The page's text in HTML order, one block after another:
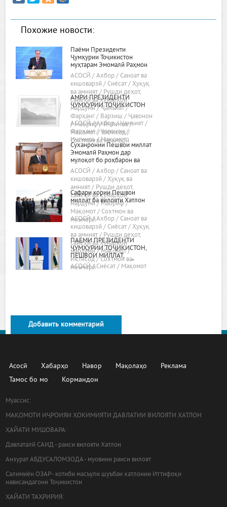
Похожие новости:
Паёми Президенти
Ҷумҳурии Тоҷикистон
муҳтарам Эмомалӣ Раҳмон
«Дар бораи самтҳои асосии
сиёсати дохилӣ ва хориҷии
ҷумҳурӣ»
АСОСӢ / Ахбор / Саноат ва
кишоварзӣ / Сиёсат / Ҳуқуқ
ва амният / Рушди деҳот,
сайёҳӣ ва ҳунарҳои
мардумӣ / Ҷамъият /
Фарҳанг / Варзиш / Ҷавонон
/ Маориф / Иҷтимоъ /
Мақомот / Иқтисод /
Сохтмон ва меъморӣ
АМРИ ПРЕЗИДЕНТИ
ҶУМҲУРИИ ТОҶИКИСТОН
АСОСӢ / Ахбор / Ҷамъият /
Фарҳанг / Ҷавонон /
Иҷтимоъ / Мақомот
Суханронии Пешвои миллат
Эмомалӣ Раҳмон дар
мулоқот бо роҳбарон ва
фаъолони вилояти Хатлон
24.02.2022, шаҳри Бохтар
АСОСӢ / Ахбор / Саноат ва
кишоварзӣ / Ҳуқуқ ва
амният / Рушди деҳот,
сайёҳӣ ва ҳунарҳои
мардумӣ / Маориф /
Мақомот / Сохтмон ва
меъморӣ
Сафари кории Пешвои
миллат ба вилояти Хатлон
АСОСӢ / Ахбор / Саноат ва
кишоварзӣ / Сиёсат / Ҳуқуқ
ва амният / Рушди деҳот,
сайёҳӣ ва ҳунарҳои
мардумӣ / Мақомот /
Иқтисод / Сохтмон ва
меъморӣ
ПАЁМИ ПРЕЗИДЕНТИ
ҶУМҲУРИИ ТОҶИКИСТОН,
ПЕШВОИ МИЛЛАТ,
МУҲТАРАМ ЭМОМАЛӢ
РАҲМОН БА МАҶЛИСИ ОЛӢ
АСОСӢ / Сиёсат / Мақомот
Добавить комментарий
Асосӣ Хабарҳо Навор Мақолаҳо
Реклама
Тамос бо мо
Кормандон
Муассис:
МАҚОМОТИ ИҶРОИЯИ ҲОКИМИЯТИ ДАВЛАТИИ ВИЛОЯТИ ХАТЛОН
ҲАЙАТИ МУШОВАРА:
Давлаталӣ САИД - раиси вилояти Хатлон
Анзурат АБДУСАЛОМЗОДА - муовини раиси вилоят
Салимиён ОЗАР - котиби масъули шуъбаи хатлонии Иттифоқи
нависандагони Тоҷикистон
ҲАЙАТИ ТАҲРИРИЯ: